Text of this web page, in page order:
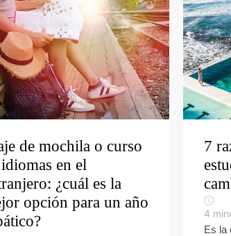
de mochila o curso
en el
¿cuál es la
opción para un año
7
4
Es la